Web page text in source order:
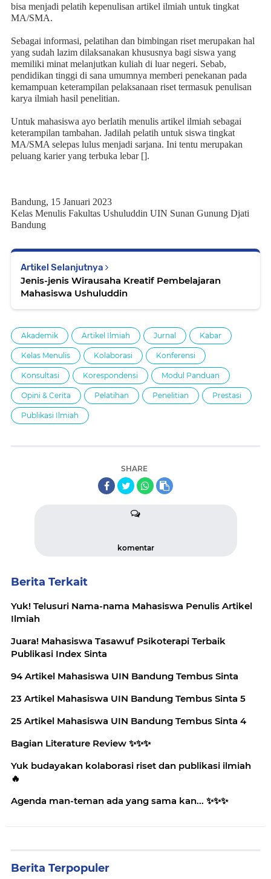
bisa menjadi pelatih kepenulisan artikel ilmiah untuk tingkat
MA/SMA.
Sebagai informasi, pelatihan dan bimbingan riset merupakan hal
yang sudah lazim dilaksanakan khususnya bagi siswa yang
memiliki minat melanjutkan kuliah di luar negeri. Sebab,
pendidikan tinggi di sana umumnya memberi penekanan pada
kemampuan keterampilan pelaksanaan riset termasuk penulisan
karya ilmiah hasil penelitian.
Untuk mahasiswa ayo berlatih menulis artikel ilmiah sebagai
keterampilan tambahan. Jadilah pelatih untuk siswa tingkat
MA/SMA selepas lulus menjadi sarjana. Ini tentu merupakan
peluang karier yang terbuka lebar [].
Bandung, 15 Januari 2023
Kelas Menulis Fakultas Ushuluddin UIN Sunan Gunung Djati
Bandung
Artikel Selanjutnya
Jenis-jenis Wirausaha Kreatif Pembelajaran
Mahasiswa Ushuluddin
Akademik Artikel Ilmiah Jurnal Kabar
Kelas Menulis Kolaborasi Konferensi
Konsultasi Korespondensi Modul Panduan
Opini & Cerita Pelatihan Penelitian Prestasi
Publikasi Ilmiah
SHARE
komentar
Berita Terkait
Yuk! Telusuri Nama-nama Mahasiswa Penulis Artikel
Ilmiah
Juara! Mahasiswa Tasawuf Psikoterapi Terbaik
Publikasi Index Sinta
94 Artikel Mahasiswa UIN Bandung Tembus Sinta
23 Artikel Mahasiswa UIN Bandung Tembus Sinta 5
25 Artikel Mahasiswa UIN Bandung Tembus Sinta 4
Bagian Literature Review ✨️✨️✨️
Yuk budayakan kolaborasi riset dan publikasi ilmiah
🔥
Agenda man-teman ada yang sama kan... ✨️✨️✨️
Berita Terpopuler